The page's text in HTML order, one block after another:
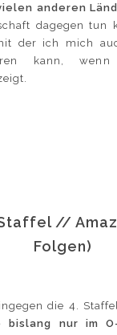
anderen
dagegen tun
der ich mich
kann,
Staffel //
Folgen)
die 4.
bislang nur im